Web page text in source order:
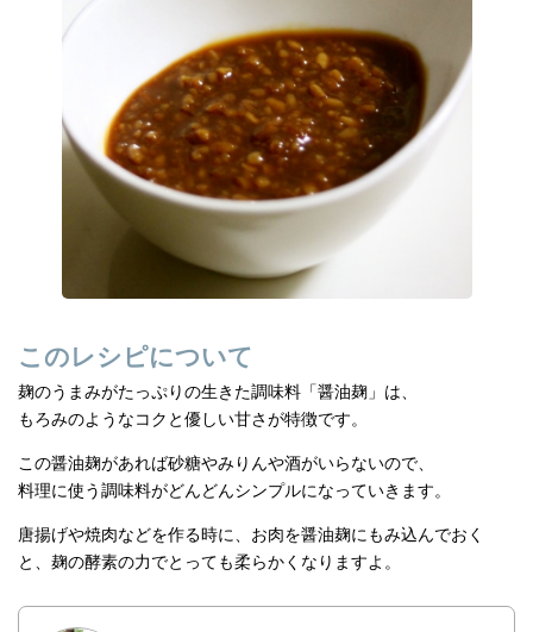
o
k
このレシピについて
麹のうまみがたっぷりの生きた調味料「醤油麹」は、
もろみのようなコクと優しい甘さが特徴です。
この醤油麹があれば砂糖やみりんや酒がいらないので、
料理に使う調味料がどんどんシンプルになっていきます。
唐揚げや焼肉などを作る時に、お肉を醤油麹にもみ込んでおく
と、麹の酵素の力でとっても柔らかくなりますよ。